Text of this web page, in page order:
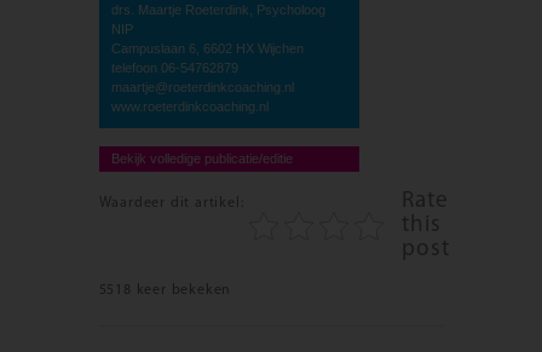
drs. Maartje Roeterdink, Psycholoog
NIP
Campuslaan 6, 6602 HX Wijchen
telefoon 06-54762879
maartje@roeterdinkcoaching.nl
www.roeterdinkcoaching.nl
Bekijk volledige publicatie/editie
Waardeer dit artikel:
Rate
this
post
5518 keer bekeken